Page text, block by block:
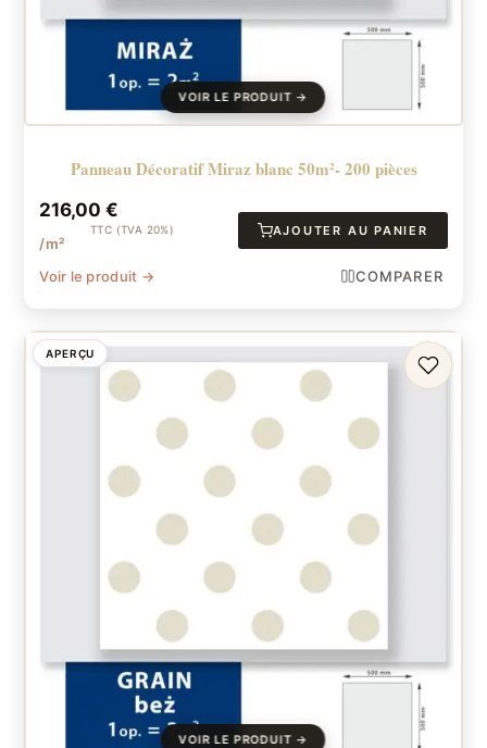
Panneau Décoratif Miraz blanc 50m²- 200 pièces
216,00€
TTC (TVA 20%)
/m²
AJOUTER AU PANIER
Voir le produit → COMPARER
APERÇU